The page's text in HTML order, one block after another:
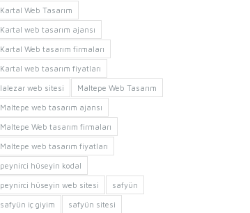
Kartal Web Tasarım
Kartal web tasarım ajansı
Kartal Web tasarım firmaları
Kartal web tasarım fiyatları
lalezar web sitesi Maltepe Web Tasarım
Maltepe web tasarım ajansı
Maltepe Web tasarım firmaları
Maltepe web tasarım fiyatları
peynirci hüseyin kodal
peynirci hüseyin web sitesi safyün
safyün iç giyim safyün sitesi